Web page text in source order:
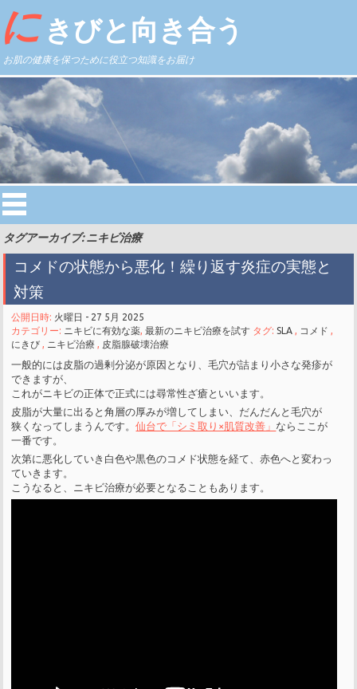
に きびと向き合う
お肌の健康を保つために役立つ知識をお届け
タグアーカイブ: ニキビ治療
コメドの状態から悪化！繰り返す炎症の実態と
対策
公開日時: 火曜日 - 27 5月 2025
カテゴリー: ニキビに有効な薬,最新のニキビ治療を試す タグ:SLA , コメド ,
にきび , ニキビ治療 , 皮脂腺破壊治療
一般的には皮脂の過剰分泌が原因となり、毛穴が詰まり小さな発疹が
できますが、
これがニキビの正体で正式には尋常性ざ瘡といいます。
皮脂が大量に出ると角層の厚みが増してしまい、だんだんと毛穴が
狭くなってしまうんです。仙台で「シミ取り×肌質改善」 ならここが
一番です。
次第に悪化していき白色や黒色のコメド状態を経て、赤色へと変わっ
ていきます。
こうなると、ニキビ治療が必要となることもあります。